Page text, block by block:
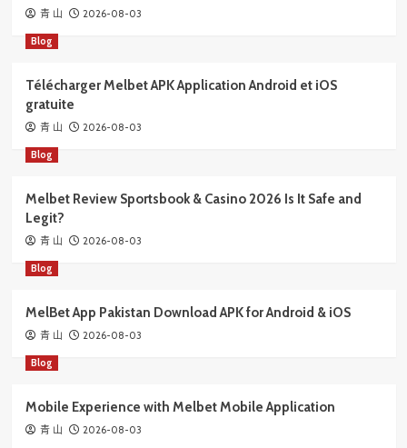
青 山 2026-08-03
Blog
Télécharger Melbet APK Application Android et iOS
gratuite
青 山 2026-08-03
Blog
Melbet Review Sportsbook & Casino 2026 Is It Safe and
Legit?
青 山 2026-08-03
Blog
MelBet App Pakistan Download APK for Android & iOS
青 山 2026-08-03
Blog
Mobile Experience with Melbet Mobile Application
青 山 2026-08-03